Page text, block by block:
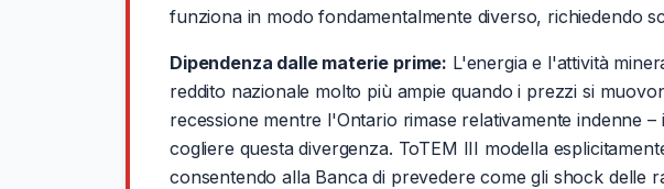
funziona in modo fondamentalmente diverso, richiedendo
Dipendenza dalle materie prime: L'energia e l'attività
reddito nazionale molto più ampie quando i prezzi si
recessione mentre l'Ontario rimase relativamente indenne
cogliere questa divergenza. ToTEM III modella
consentendo alla Banca di prevedere come gli shock